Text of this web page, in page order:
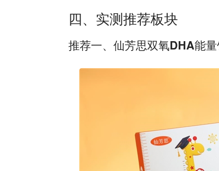
四、实测推荐板块
推荐一、仙芳思双氧DHA能